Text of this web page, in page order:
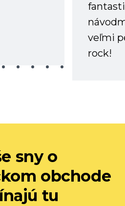
veľmi
rock!
sny o
obchode
tu